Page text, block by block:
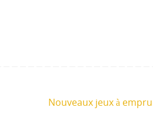
Nouveaux jeux à